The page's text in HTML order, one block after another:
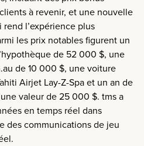
à revenir, et une nouvelle
l’expérience plus
les prix notables figurent un
de 52 000 $, une
de 10 000 $, une voiture
Airjet Lay-Z-Spa et un an de
valeur de 25 000 $. tms a
en temps réel dans
des communications de jeu